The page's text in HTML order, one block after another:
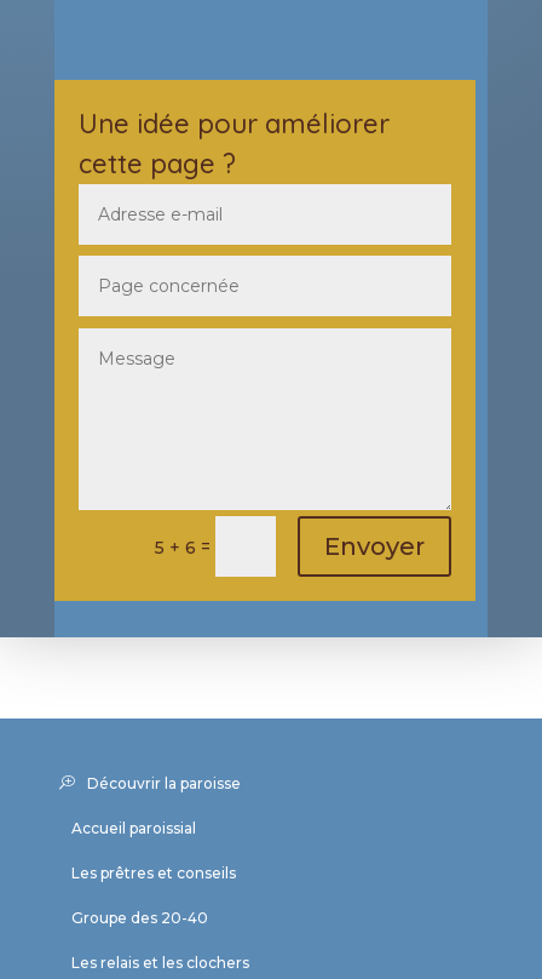
Une idée pour améliorer
cette page ?
5 + 6 = Envoyer
Découvrir la paroisse
Accueil paroissial
Les prêtres et conseils
Groupe des 20-40
Les relais et les clochers